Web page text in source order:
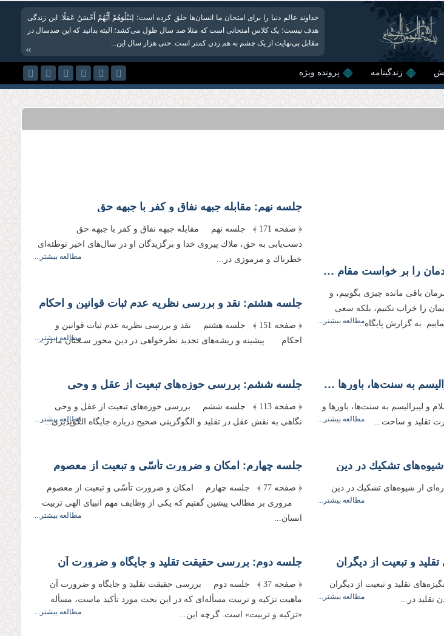
خداوند عالم دنیا را برای امتحان ما انسان‌ها خلق کرده است؛ لِنَبْلُوَهُمْ أَیُّهُمْ أَحْسَنُ عَمَلًا. این زندگی
هدف نیست؛ یک کلاس امتحانی است که مثلا صد سال طول می‌کشد؛ البته بدانید که این صدسال در
مقابل بی‌نهایت از یک چشم به هم زدن کمتر است. حتى هزار سال این...
»
زندگینامه پرونده ویژه
علامه مصباح یزدی: خواست خودمان را بر خواست مقام معظم رهبری تحمیل نکنیم.
باقی مانده چیزی بگوییم، و
را خراب نکنیم، بلکه سعی
به گزارش پایگاه...مطالعه بیشتر...
جلسه نهم: مقابله جبهه نفاق و كفر با جبهه حق
﴿ صفحه 171 ﴾ جلسه نهم مقابله جبهه نفاق و كفر با جبهه حق
دست‌‌یابى به حق، ملاك پیروى خدا و برگزیدگان او در سال‌‌هاى اخیر توطئه‌‌اى
خطرناك و مرموزى در...
مطالعه بیشتر...
جلسه هشتم: نقد و بررسى نظریه عدم ثبات قوانین و احكام
﴿ صفحه 151 ﴾ جلسه هشتم نقد و بررسى نظریه عدم ثبات قوانین و
احكام پیشینه و ریشه‌‌هاى تجدید نظرخواهى در دین محور سـخنان ما در...
مطالعه بیشتر...
جلسه هفتم: نگرش اسلام و لیبرالیسم به سنت‌‌ها، باورها و ارزش‌‌ها
و لیبرالیسم به سنت‌‌ها، باورها و
تقلید و ساحت...
مطالعه بیشتر...
جلسه ششم: بررسى حوزه‌‌هاى تبعیت از عقل و وحى
﴿ صفحه 113 ﴾ جلسه ششم بررسى حوزه‌‌هاى تبعیت از عقل و وحى
نگاهى به نقش عقل در تقلید و الگوگزینى صحیح درباره جایگاه الگوپذیرى...
مطالعه بیشتر...
شیوه‌‌هاى تشكیك در دین
پاره‌‌اى از شیوه‌‌هاى تشكیك در دین
مطالعه بیشتر...
جلسه چهارم: امكان و ضرورت تأسّى و تبعیت از معصوم
﴿ صفحه 77 ﴾ جلسه چهارم امكان و ضرورت تأسّى و تبعیت از معصوم
مرورى بر مطالب پیشین گفتیم كه یكى از وظایف مهم انبیاى الهى تربیت
انسان...
مطالعه بیشتر...
و تبعیت از دیگران
تقلید و تبعیت از دیگران
تقلید در...
مطالعه بیشتر...
جلسه دوم: بررسى حقیقت تقلید و جایگاه و ضرورت آن
﴿ صفحه 37 ﴾ جلسه دوم بررسى حقیقت تقلید و جایگاه و ضرورت آن
ماهیت تزكیه و تربیت مسأله‌‌اى كه در این بحث مورد تأكید ماست، مسأله
«تزكیه و تربیت» است. گرچه این...
مطالعه بیشتر...